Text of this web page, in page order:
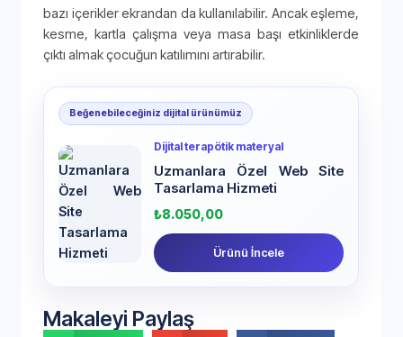
bazı içerikler ekrandan da kullanılabilir. Ancak eşleme,
kesme, kartla çalışma veya masa başı etkinliklerde
çıktı almak çocuğun katılımını artırabilir.
Beğenebileceğiniz dijital ürünümüz
Dijital terapötik materyal
Uzmanlara Özel Web Site
Tasarlama Hizmeti
₺8.050,00
Ürünü İncele
Makaleyi Paylaş